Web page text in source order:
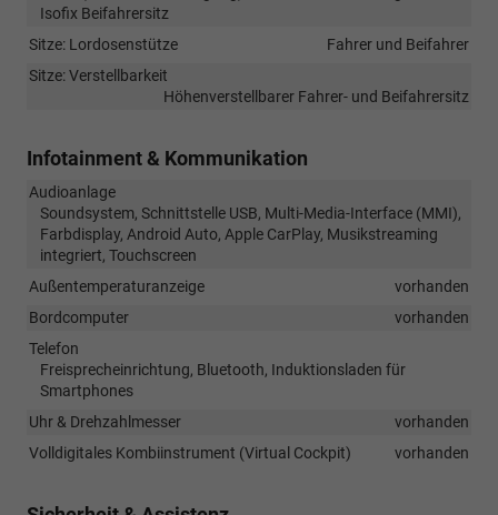
Isofix Beifahrersitz
Sitze: Lordosenstütze
Fahrer und Beifahrer
Sitze: Verstellbarkeit
Höhenverstellbarer Fahrer- und Beifahrersitz
Infotainment & Kommunikation
Audioanlage
Soundsystem, Schnittstelle USB, Multi-Media-Interface (MMI),
Farbdisplay, Android Auto, Apple CarPlay, Musikstreaming
integriert, Touchscreen
Außentemperaturanzeige
vorhanden
Bordcomputer
vorhanden
Telefon
Freisprecheinrichtung, Bluetooth, Induktionsladen für
Smartphones
Uhr & Drehzahlmesser
vorhanden
Volldigitales Kombiinstrument (Virtual Cockpit)
vorhanden